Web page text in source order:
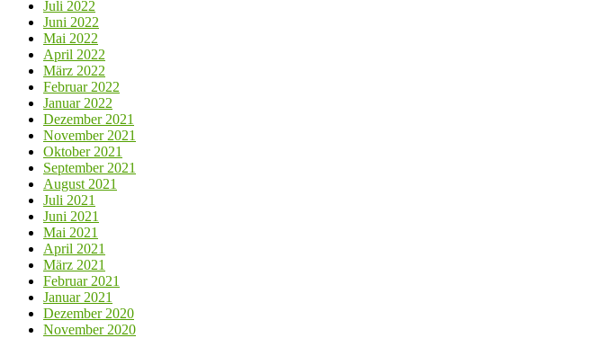
Juli 2022
Juni 2022
Mai 2022
April 2022
März 2022
Februar 2022
Januar 2022
Dezember 2021
November 2021
Oktober 2021
September 2021
August 2021
Juli 2021
Juni 2021
Mai 2021
April 2021
März 2021
Februar 2021
Januar 2021
Dezember 2020
November 2020